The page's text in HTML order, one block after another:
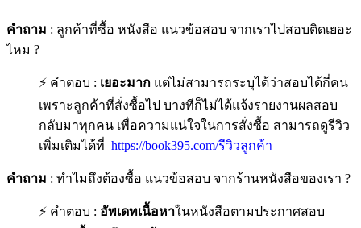
คำถาม : ลูกค้าที่ซื้อ หนังสือ แนวข้อสอบ จากเราไปสอบติดเยอะ
ไหม ?
⚡ คำตอบ : เยอะมาก แต่ไม่สามารถระบุได้ว่าสอบได้กี่คน
เพราะลูกค้าที่สั่งซื้อไป บางทีก็ไม่ได้แจ้งรายงานผลสอบ
กลับมาทุกคน เพื่อความแน่ใจในการสั่งซื้อ สามารถดูรีวิว
เพิ่มเติมได้ที่ https://book395.com/รีวิวลูกค้า
คำถาม : ทำไมถึงต้องซื้อ แนวข้อสอบ จากร้านหนังสือของเรา ?
⚡ คำตอบ : อัพเดทเนื้อหาในหนังสือตามประกาศสอบ